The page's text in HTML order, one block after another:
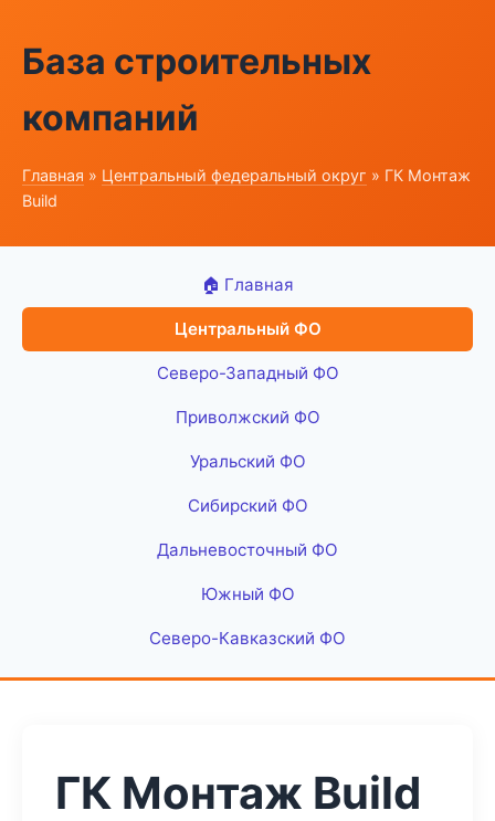
База строительных
компаний
Главная » Центральный федеральный округ » ГК Монтаж
Build
🏠 Главная
Центральный ФО
Северо-Западный ФО
Приволжский ФО
Уральский ФО
Сибирский ФО
Дальневосточный ФО
Южный ФО
Северо-Кавказский ФО
ГК Монтаж Build